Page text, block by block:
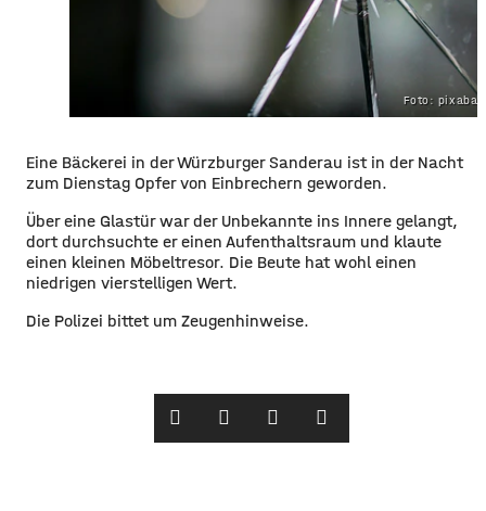
Foto:
Eine Bäckerei in der Würzburger Sanderau ist in der Nacht
zum Dienstag Opfer von Einbrechern geworden.
Über eine Glastür war der Unbekannte ins Innere gelangt,
dort durchsuchte er einen Aufenthaltsraum und klaute
einen kleinen Möbeltresor. Die Beute hat wohl einen
niedrigen vierstelligen Wert.
Die Polizei bittet um Zeugenhinweise.